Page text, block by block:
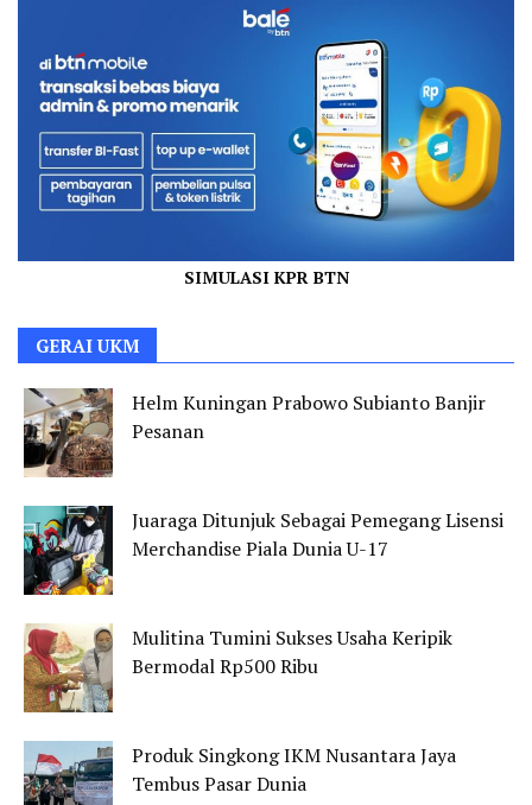
SIMULASI KPR BTN
GERAI UKM
Helm Kuningan Prabowo Subianto Banjir
Pesanan
Juaraga Ditunjuk Sebagai Pemegang Lisensi
Merchandise Piala Dunia U-17
Mulitina Tumini Sukses Usaha Keripik
Bermodal Rp500 Ribu
Produk Singkong IKM Nusantara Jaya
Tembus Pasar Dunia